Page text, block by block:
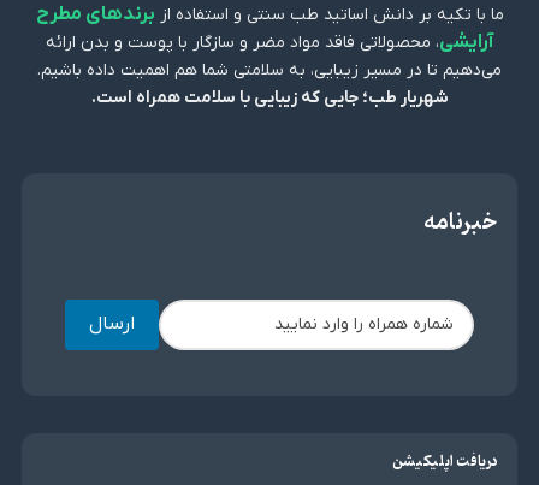
ما با تکیه بر دانش اساتید طب سنتی و استفاده از برندهای مطرح
آرایشی، محصولاتی فاقد مواد مضر و سازگار با پوست و بدن ارائه
می‌دهیم تا در مسیر زیبایی، به سلامتی شما هم اهمیت داده باشیم.
شهریار طب؛ جایی که زیبایی با سلامت همراه است.
خبرنامه
ارسال
دریافت اپلیکیشن